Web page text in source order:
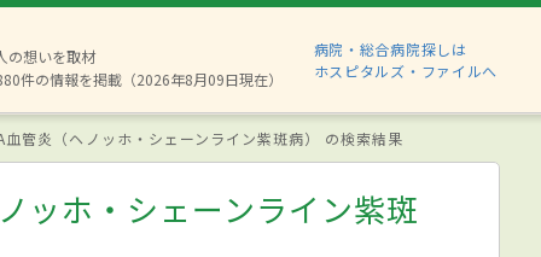
の想いを取材
件の情報を掲載（2026年8月09日現在）
病院・総合病院探しは
ホスピタルズ・ファイルへ
血管炎（ヘノッホ・シェーンライン紫斑病） の検索結果
ッホ・シェーンライン紫斑